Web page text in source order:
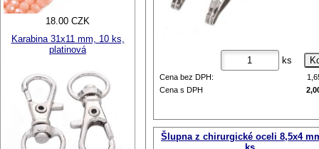
ks
Cena bez DPH:
Cena s DPH
Šlupna z chirurgické oceli 8,5x4
18.00 CZK
Karabina 31x11 mm, 10 ks,
platinová